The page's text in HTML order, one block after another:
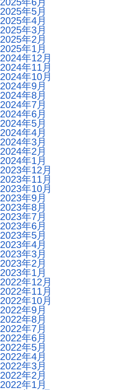
2025年5月
2025年4月
2025年3月
2025年2月
2025年1月
2024年12月
2024年11月
2024年10月
2024年9月
2024年8月
2024年7月
2024年6月
2024年5月
2024年4月
2024年3月
2024年2月
2024年1月
2023年12月
2023年11月
2023年10月
2023年9月
2023年8月
2023年7月
2023年6月
2023年5月
2023年4月
2023年3月
2023年2月
2023年1月
2022年12月
2022年11月
2022年10月
2022年9月
2022年8月
2022年7月
2022年6月
2022年5月
2022年4月
2022年3月
2022年2月
2022年1月